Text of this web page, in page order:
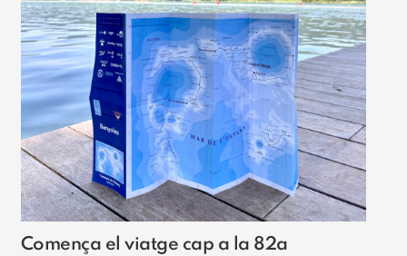
Comença el viatge cap a la 82a